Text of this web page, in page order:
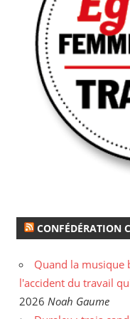
CONFÉDÉRATION
Quand la musique
l'accident du travail
2026 Noah Gaume